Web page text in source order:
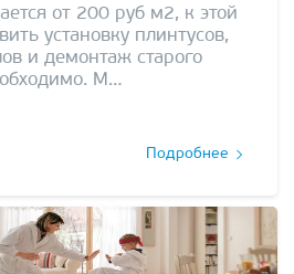
от 200 руб м2, к этой
установку плинтусов,
и демонтаж старого
М…
Подробнее